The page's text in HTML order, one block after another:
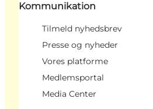
Kommunikation
Tilmeld nyhedsbrev
Presse og nyheder
Vores platforme
Medlemsportal
Media Center